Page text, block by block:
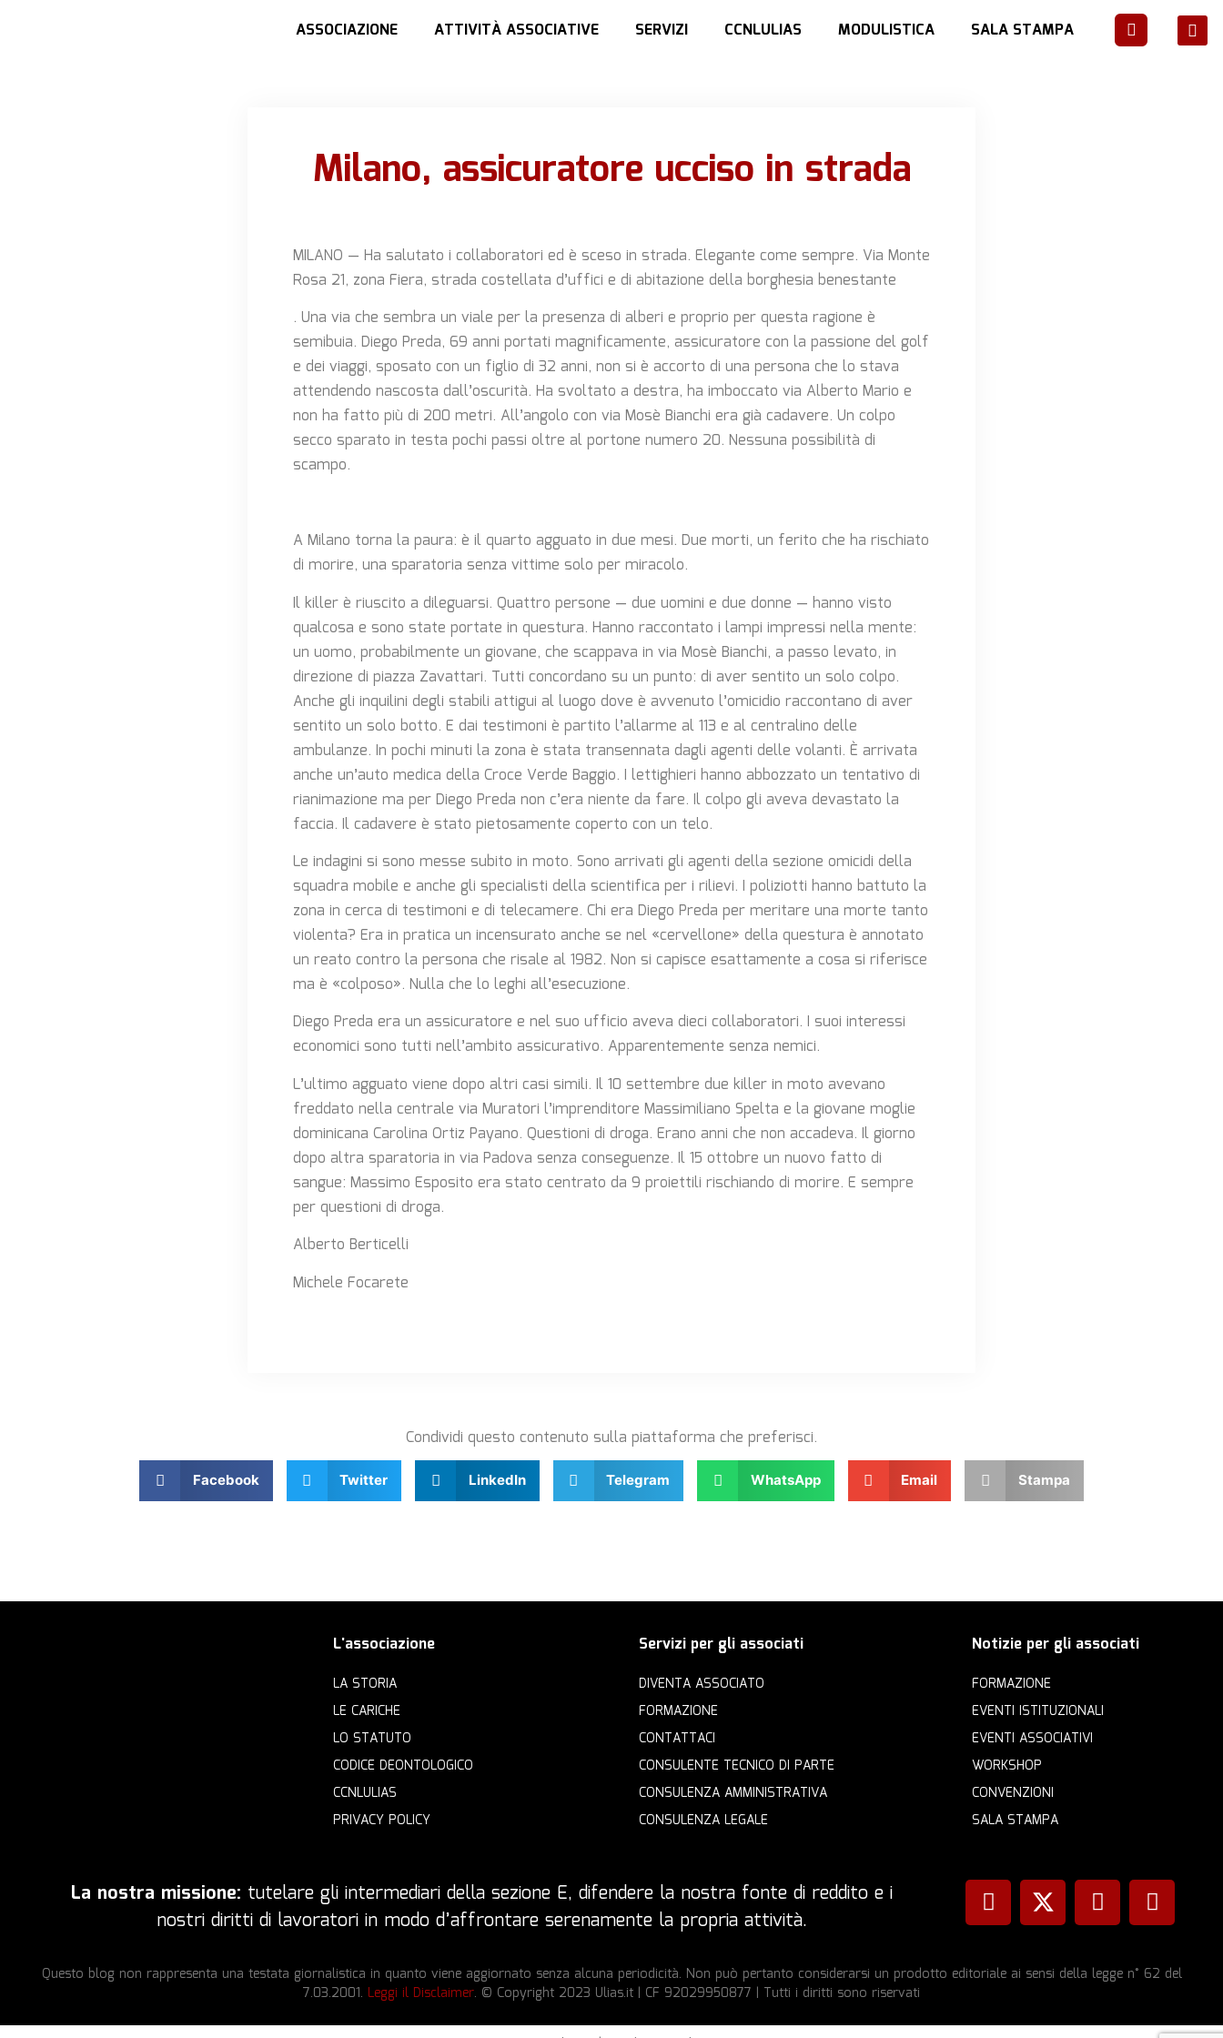
ASSOCIAZIONE ATTIVITÀ ASSOCIATIVE SERVIZI CCNLULIAS MODULISTICA SALA STAMPA
Milano, assicuratore ucciso in strada
MILANO — Ha salutato i collaboratori ed è sceso in strada. Elegante come sempre. Via Monte
Rosa 21, zona Fiera, strada costellata d’uffici e di abitazione della borghesia benestante
. Una via che sembra un viale per la presenza di alberi e proprio per questa ragione è
semibuia. Diego Preda, 69 anni portati magnificamente, assicuratore con la passione del golf
e dei viaggi, sposato con un figlio di 32 anni, non si è accorto di una persona che lo stava
attendendo nascosta dall’oscurità. Ha svoltato a destra, ha imboccato via Alberto Mario e
non ha fatto più di 200 metri. All’angolo con via Mosè Bianchi era già cadavere. Un colpo
secco sparato in testa pochi passi oltre al portone numero 20. Nessuna possibilità di
scampo.
A Milano torna la paura: è il quarto agguato in due mesi. Due morti, un ferito che ha rischiato
di morire, una sparatoria senza vittime solo per miracolo.
Il killer è riuscito a dileguarsi. Quattro persone — due uomini e due donne — hanno visto
qualcosa e sono state portate in questura. Hanno raccontato i lampi impressi nella mente:
un uomo, probabilmente un giovane, che scappava in via Mosè Bianchi, a passo levato, in
direzione di piazza Zavattari. Tutti concordano su un punto: di aver sentito un solo colpo.
Anche gli inquilini degli stabili attigui al luogo dove è avvenuto l’omicidio raccontano di aver
sentito un solo botto. E dai testimoni è partito l’allarme al 113 e al centralino delle
ambulanze. In pochi minuti la zona è stata transennata dagli agenti delle volanti. È arrivata
anche un’auto medica della Croce Verde Baggio. I lettighieri hanno abbozzato un tentativo di
rianimazione ma per Diego Preda non c’era niente da fare. Il colpo gli aveva devastato la
faccia. Il cadavere è stato pietosamente coperto con un telo.
Le indagini si sono messe subito in moto. Sono arrivati gli agenti della sezione omicidi della
squadra mobile e anche gli specialisti della scientifica per i rilievi. I poliziotti hanno battuto la
zona in cerca di testimoni e di telecamere. Chi era Diego Preda per meritare una morte tanto
violenta? Era in pratica un incensurato anche se nel «cervellone» della questura è annotato
un reato contro la persona che risale al 1982. Non si capisce esattamente a cosa si riferisce
ma è «colposo». Nulla che lo leghi all’esecuzione.
Diego Preda era un assicuratore e nel suo ufficio aveva dieci collaboratori. I suoi interessi
economici sono tutti nell’ambito assicurativo. Apparentemente senza nemici.
L’ultimo agguato viene dopo altri casi simili. Il 10 settembre due killer in moto avevano
freddato nella centrale via Muratori l’imprenditore Massimiliano Spelta e la giovane moglie
dominicana Carolina Ortiz Payano. Questioni di droga. Erano anni che non accadeva. Il giorno
dopo altra sparatoria in via Padova senza conseguenze. Il 15 ottobre un nuovo fatto di
sangue: Massimo Esposito era stato centrato da 9 proiettili rischiando di morire. E sempre
per questioni di droga.
Alberto Berticelli
Michele Focarete
Condividi questo contenuto sulla piattaforma che preferisci.
Facebook Twitter LinkedIn Telegram WhatsApp Email Stampa
L'associazione
LA STORIA
LE CARICHE
LO STATUTO
CODICE DEONTOLOGICO
CCNLULIAS
PRIVACY POLICY
Servizi per gli associati
DIVENTA ASSOCIATO
FORMAZIONE
CONTATTACI
CONSULENTE TECNICO DI PARTE
CONSULENZA AMMINISTRATIVA
CONSULENZA LEGALE
Notizie per gli associati
FORMAZIONE
EVENTI ISTITUZIONALI
EVENTI ASSOCIATIVI
WORKSHOP
CONVENZIONI
SALA STAMPA
La nostra missione: tutelare gli intermediari della sezione E, difendere la nostra fonte di reddito e i
nostri diritti di lavoratori in modo d’affrontare serenamente la propria attività.
Questo blog non rappresenta una testata giornalistica in quanto viene aggiornato senza alcuna periodicità. Non può pertanto considerarsi un prodotto editoriale ai sensi della legge n° 62 del
7.03.2001. Leggi il Disclaimer. © Copyright 2023 Ulias.it | CF 92029950877 | Tutti i diritti sono riservati